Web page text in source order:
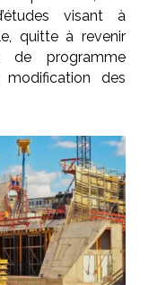
visant à
quitte à revenir
de programme
modification des